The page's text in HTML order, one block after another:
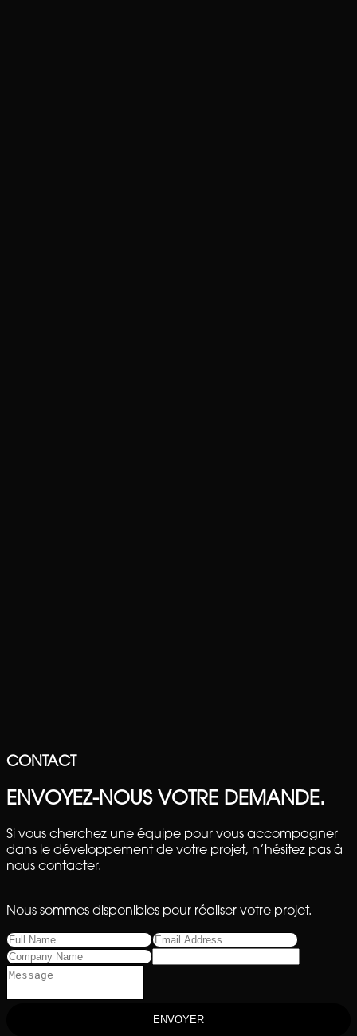
CONTACT
ENVOYEZ-NOUS VOTRE DEMANDE.
Si vous cherchez une équipe pour vous accompagner
dans le développement de votre projet, n’hésitez pas à
nous contacter.
Nous sommes disponibles pour réaliser votre projet.
ENVOYER